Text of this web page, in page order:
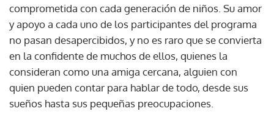
comprometida con cada generación de niños. Su amor
y apoyo a cada uno de los participantes del programa
no pasan desapercibidos, y no es raro que se convierta
en la confidente de muchos de ellos, quienes la
consideran como una amiga cercana, alguien con
quien pueden contar para hablar de todo, desde sus
sueños hasta sus pequeñas preocupaciones.